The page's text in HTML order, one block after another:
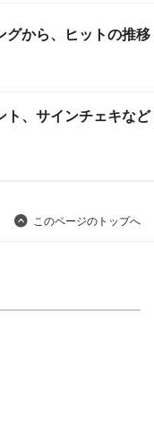
グから、ヒットの推移
ト、サインチェキなど
このページのトップへ